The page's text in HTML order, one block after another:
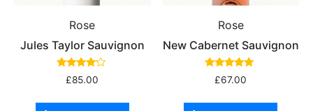
Rose
Jules Taylor Sauvignon
Rated
4.00
£85.00
Rose
New Cabernet Sauvignon
Rated
5.00
£67.00